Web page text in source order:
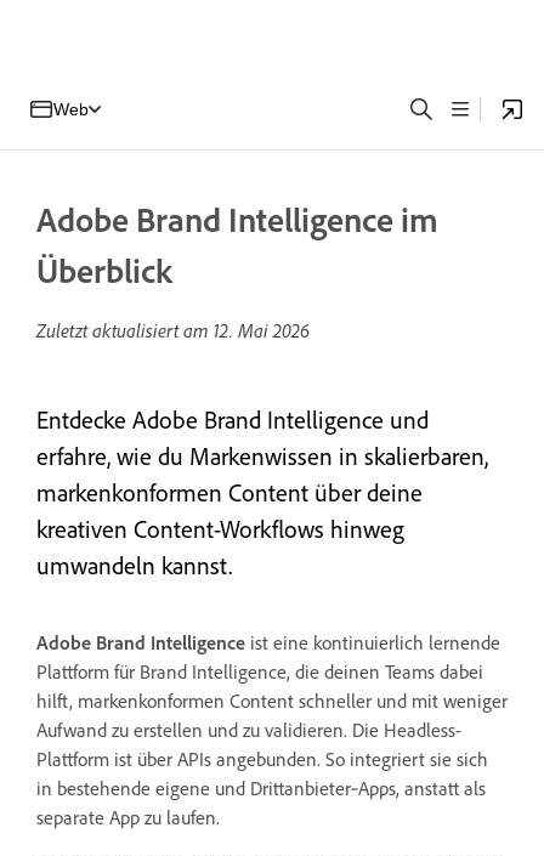
Web
Adobe Brand Intelligence im
Überblick
Zuletzt aktualisiert am 12. Mai 2026
Entdecke Adobe Brand Intelligence und
erfahre, wie du Markenwissen in skalierbaren,
markenkonformen Content über deine
kreativen Content-Workflows hinweg
umwandeln kannst.
Adobe Brand Intelligence ist eine kontinuierlich lernende
Plattform für Brand Intelligence, die deinen Teams dabei
hilft, markenkonformen Content schneller und mit weniger
Aufwand zu erstellen und zu validieren. Die Headless-
Plattform ist über APIs angebunden. So integriert sie sich
in bestehende eigene und Drittanbieter‑Apps, anstatt als
separate App zu laufen.